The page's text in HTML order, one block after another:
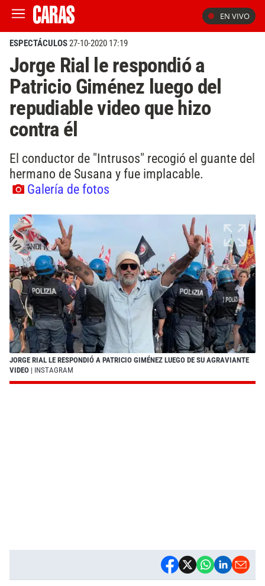
EN VIVO
ESPECTÁCULOS27-10-2020 17:19
Jorge Rial le respondió a
Patricio Giménez luego del
repudiable video que hizo
contra él
El conductor de "Intrusos" recogió el guante del
hermano de Susana y fue implacable.
Galería de fotos
JORGE RIAL LE RESPONDIÓ A PATRICIO GIMÉNEZ LUEGO DE SU AGRAVIANTE
VIDEO | INSTAGRAM